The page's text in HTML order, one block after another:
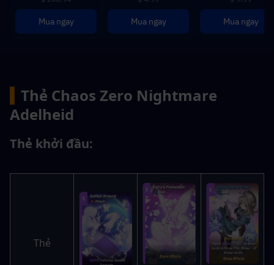
Mua ngay Mua ngay Mua ngay
Thẻ Chaos Zero Nightmare
Adelheid
Thẻ khởi đầu:
Thẻ